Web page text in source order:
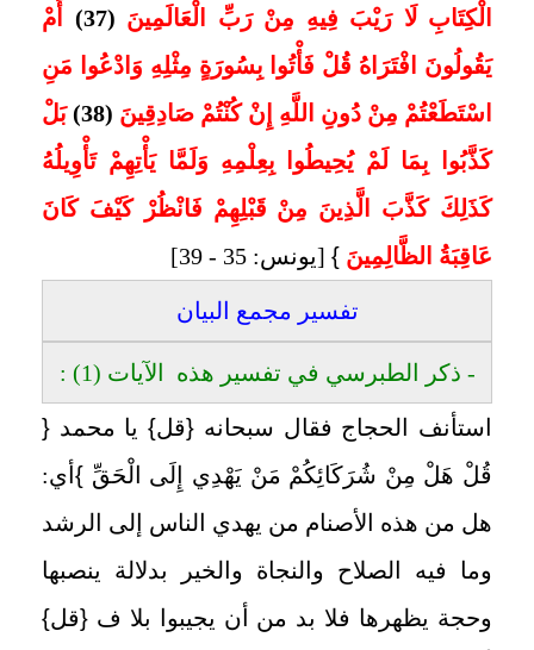
الْكِتَابِ لَا رَيْبَ فِيهِ مِنْ رَبِّ الْعَالَمِينَ (37)
أَمْ
يَقُولُونَ افْتَرَاهُ قُلْ فَأْتُوا بِسُورَةٍ مِثْلِهِ وَادْعُوا مَنِ
اسْتَطَعْتُمْ مِنْ دُونِ اللَّهِ إِنْ كُنْتُمْ صَادِقِينَ (38)
بَلْ
كَذَّبُوا بِمَا لَمْ يُحِيطُوا بِعِلْمِهِ وَلَمَّا يَأْتِهِمْ تَأْوِيلُهُ
كَذَلِكَ كَذَّبَ الَّذِينَ مِنْ قَبْلِهِمْ فَانْظُرْ كَيْفَ كَانَ
عَاقِبَةُ الظَّالِمِينَ } [يونس: 35 - 39]
تفسير مجمع البيان
- ذكر الطبرسي في تفسير هذه الآيات (1) :
استأنف الحجاج فقال سبحانه {قل}يا محمد {
قُلْ هَلْ مِنْ شُرَكَائِكُمْ مَنْ يَهْدِي إِلَى الْحَقِّ } أي:
هل من هذه الأصنام من يهدي الناس إلى الرشد
وما فيه الصلاح والنجاة والخير بدلالة ينصبها
وحجة يظهرها فلا بد من أن يجيبوا بلا ف {قل}